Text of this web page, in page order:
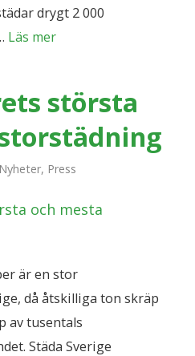
drygt 2 000
Läs mer
största
Nyheter, Press
är en stor
då åtskilliga ton skräp
av tusentals
Städa Sverige